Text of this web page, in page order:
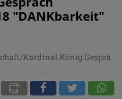
"DANKbarkeit"
Kardinal.König.Gesprä